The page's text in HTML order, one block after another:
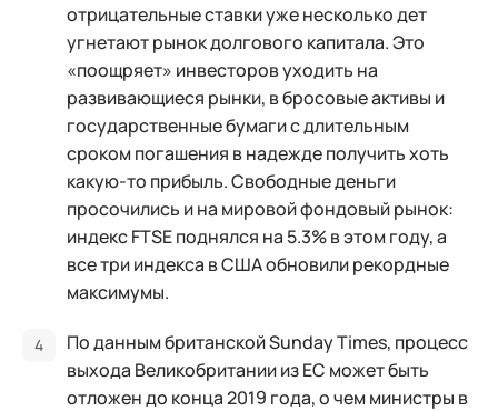
отрицательные ставки уже несколько дет
угнетают рынок долгового капитала. Это
«поощряет» инвесторов уходить на
развивающиеся рынки, в бросовые активы и
государственные бумаги с длительным
сроком погашения в надежде получить хоть
какую-то прибыль. Свободные деньги
просочились и на мировой фондовый рынок:
индекс FTSE поднялся на 5.3% в этом году, а
все три индекса в США обновили рекордные
максимумы.
По данным британской Sunday Times, процесс
выхода Великобритании из ЕС может быть
отложен до конца 2019 года, о чем министры в